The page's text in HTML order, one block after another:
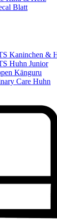
Blatt
Kaninchen &
Huhn Junior
Känguru
Care Huhn